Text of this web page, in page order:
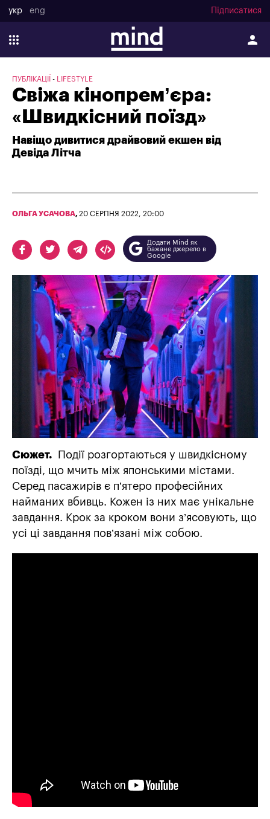
укр eng Підписатися
ПУБЛІКАЦІЇ LIFESTYLE
Свіжа кінопрем’єра:
«Швидкісний поїзд»
Навіщо дивитися драйвовий екшен від
Девіда Літча
ОЛЬГА УСАЧОВА, 20 СЕРПНЯ 2022, 20:00
Додати Mind як
бажане джерело в
Google
Сюжет.
Події розгортаються у швидкісному
поїзді, що мчить між японськими містами.
Серед пасажирів є п’ятеро професійних
найманих вбивць. Кожен із них має унікальне
завдання. Крок за кроком вони з’ясовують, що
усі ці завдання пов’язані між собою.